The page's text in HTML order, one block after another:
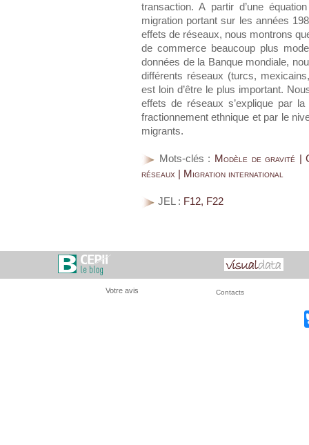
transaction. A partir d’une
migration portant sur les années
effets de réseaux, nous montrons
de commerce beaucoup plus
données de la Banque mondiale,
différents réseaux (turcs,
est loin d’être le plus important.
effets de réseaux s’explique par
fractionnement ethnique et par le
migrants.
Mots-clés : Modèle de gravité |
réseaux | Migration international
JEL : F12, F22
Votre avis Contacts